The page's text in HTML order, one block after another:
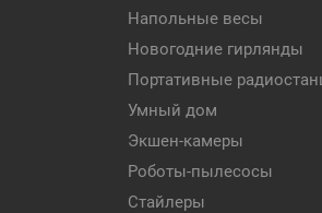
Напольные весы
Новогодние гирлянды
Портативные
Умный дом
Экшен-камеры
Роботы-пылесосы
Стайлеры